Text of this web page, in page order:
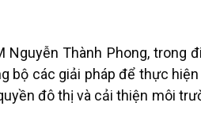
Nguyễn Thành Phong, trong
bộ các giải pháp để thực
đô thị và cải thiện môi